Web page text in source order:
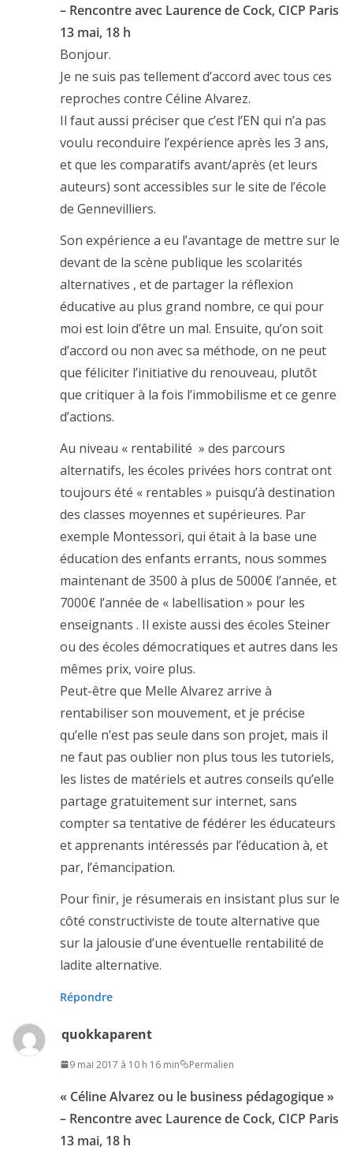
– Rencontre avec Laurence de Cock, CICP Paris
13 mai, 18 h
Bonjour.
Je ne suis pas tellement d’accord avec tous ces
reproches contre Céline Alvarez.
Il faut aussi préciser que c’est l’EN qui n’a pas
voulu reconduire l’expérience après les 3 ans,
et que les comparatifs avant/après (et leurs
auteurs) sont accessibles sur le site de l’école
de Gennevilliers.
Son expérience a eu l’avantage de mettre sur le
devant de la scène publique les scolarités
alternatives , et de partager la réflexion
éducative au plus grand nombre, ce qui pour
moi est loin d’être un mal. Ensuite, qu’on soit
d’accord ou non avec sa méthode, on ne peut
que féliciter l’initiative du renouveau, plutôt
que critiquer à la fois l’immobilisme et ce genre
d’actions.
Au niveau « rentabilité » des parcours
alternatifs, les écoles privées hors contrat ont
toujours été « rentables » puisqu’à destination
des classes moyennes et supérieures. Par
exemple Montessori, qui était à la base une
éducation des enfants errants, nous sommes
maintenant de 3500 à plus de 5000€ l’année, et
7000€ l’année de « labellisation » pour les
enseignants . Il existe aussi des écoles Steiner
ou des écoles démocratiques et autres dans les
mêmes prix, voire plus.
Peut-être que Melle Alvarez arrive à
rentabiliser son mouvement, et je précise
qu’elle n’est pas seule dans son projet, mais il
ne faut pas oublier non plus tous les tutoriels,
les listes de matériels et autres conseils qu’elle
partage gratuitement sur internet, sans
compter sa tentative de fédérer les éducateurs
et apprenants intéressés par l’éducation à, et
par, l’émancipation.
Pour finir, je résumerais en insistant plus sur le
côté constructiviste de toute alternative que
sur la jalousie d’une éventuelle rentabilité de
ladite alternative.
Répondre
quokkaparent
9 mai 2017 à 10 h 16 min Permalien
« Céline Alvarez ou le business pédagogique »
– Rencontre avec Laurence de Cock, CICP Paris
13 mai, 18 h